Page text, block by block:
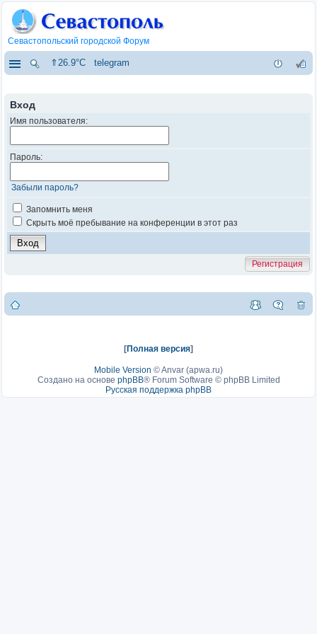
Севастопольский городской Форум
⇑26.9°C telegram
Вход
Имя пользователя:
Пароль:
Забыли пароль?
Запомнить меня
Скрыть моё пребывание на конференции в этот раз
Регистрация
[Полная версия]
Mobile Version ©Anvar (apwa.ru)
Создано на основе phpBB® Forum Software © phpBB Limited
Русская поддержка phpBB